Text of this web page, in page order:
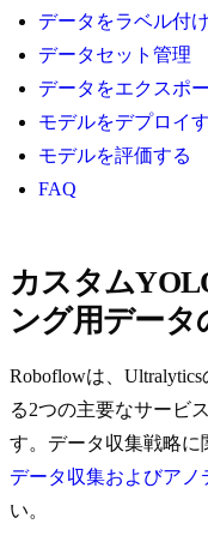
データをラベル付
データセット管理
データをエクスポ
モデルをデプロイ
モデルを評価する
FAQ
カスタム
ング用データ
Roboflowは、Ultralytics
る2つの主要なサービ
す。データ収集戦略に
データ収集およびアノ
い。